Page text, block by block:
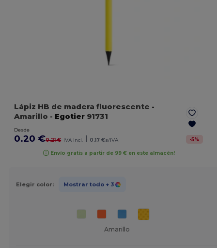
Lápiz HB de madera fluorescente -
Amarillo - Egotier 91731
Desde
0.20 €0.21 € IVA incl. 0.17 €s/IVA -5%
Envío gratis a partir de 99 € en este almacén!
Elegir color: Mostrar todo + 3
Amarillo